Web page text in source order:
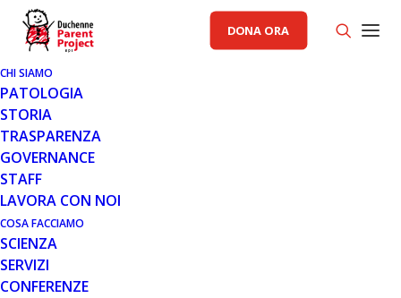
DONA ORA
CHI SIAMO
PATOLOGIA
STORIA
TRASPARENZA
GOVERNANCE
STAFF
LAVORA CON NOI
COSA FACCIAMO
SCIENZA
SERVIZI
CONFERENZE
AREA SCIENZA PP
27 GIU 2017
SAREPTA THERAPEUTICS E
GENETHON ANNUNCIANO UNA
COLLABORAZIONE DI RICERCA
SULLA TERAPIA GENICA PER IL